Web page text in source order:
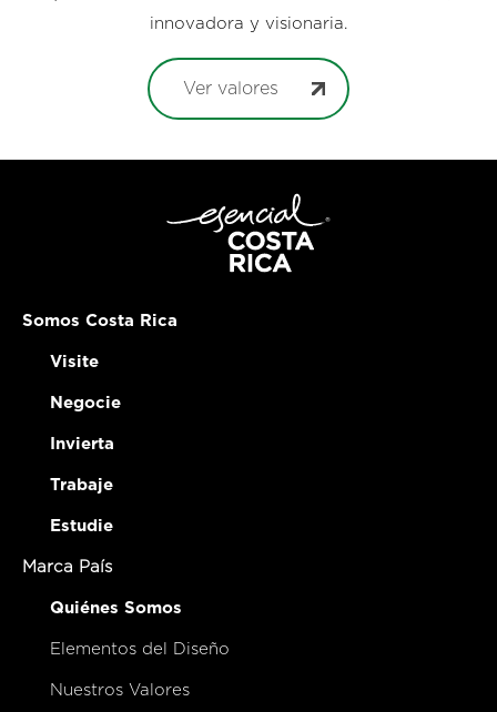
innovadora y visionaria.
Ver valores
Somos Costa Rica
Visite
Negocie
Invierta
Trabaje
Estudie
Marca País
Quiénes Somos
Elementos del Diseño
Nuestros Valores